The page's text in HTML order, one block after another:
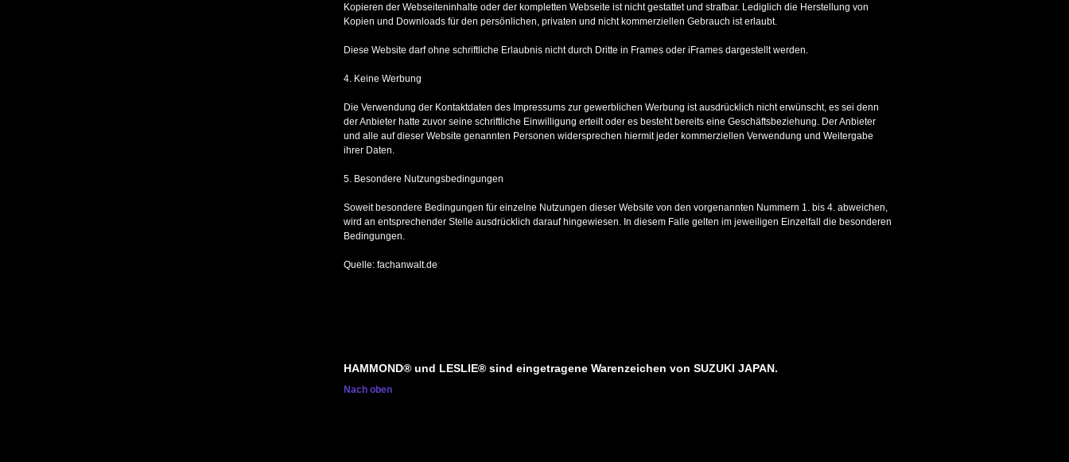
Kopieren der Webseiteninhalte oder der kompletten Webseite ist nicht gestattet und strafbar. Lediglich die Herstellung von
Kopien und Downloads für den persönlichen, privaten und nicht kommerziellen Gebrauch ist erlaubt.
Diese Website darf ohne schriftliche Erlaubnis nicht durch Dritte in Frames oder iFrames dargestellt werden.
4. Keine Werbung
Die Verwendung der Kontaktdaten des Impressums zur gewerblichen Werbung ist ausdrücklich nicht erwünscht, es sei denn
der Anbieter hatte zuvor seine schriftliche Einwilligung erteilt oder es besteht bereits eine Geschäftsbeziehung. Der Anbieter
und alle auf dieser Website genannten Personen widersprechen hiermit jeder kommerziellen Verwendung und Weitergabe
ihrer Daten.
5. Besondere Nutzungsbedingungen
Soweit besondere Bedingungen für einzelne Nutzungen dieser Website von den vorgenannten Nummern 1. bis 4. abweichen,
wird an entsprechender Stelle ausdrücklich darauf hingewiesen. In diesem Falle gelten im jeweiligen Einzelfall die besonderen
Bedingungen.
Quelle: fachanwalt.de
HAMMOND® und LESLIE® sind eingetragene Warenzeichen von SUZUKI JAPAN.
Nach oben